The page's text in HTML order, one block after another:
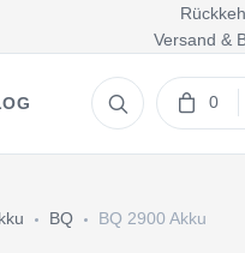
Versand &
0
BQ BQ 2900 Akku